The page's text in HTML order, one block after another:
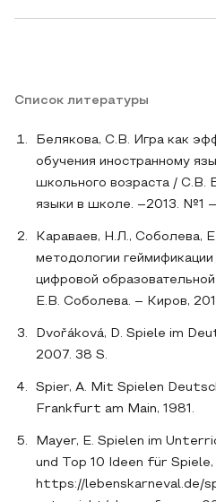
Список литературы
Белякова, С.В. Игра как
обучения иностранному
школьного возраста / С.В.
языки в школе. –2013. №1
Караваев, Н.Л., Соболева,
методологии
цифровой
Е.В. Соболева. – Киров,
Dvořáková, D. Spiele im
2007. 38 S.
Spier, A. Mit Spielen
Frankfurt am Main, 1981.
Mayer, E. Spielen im
und Top 10 Ideen für Spiele,
https://lebenskarneval.de/